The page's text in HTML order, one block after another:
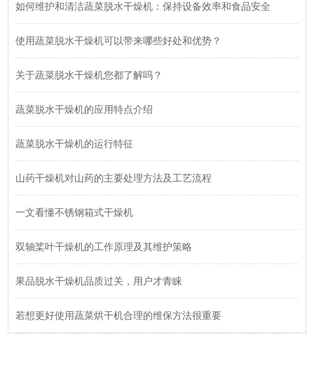
如何维护和清洁蔬菜脱水干燥机：保持设备效率和食品安全
使用蔬菜脱水干燥机可以带来哪些好处和优势？
关于蔬菜脱水干燥机您都了解吗？
蔬菜脱水干燥机的应用特点介绍
蔬菜脱水干燥机的运行特征
山药干燥机对山药的主要处理方法及工艺流程
一文看懂不锈钢箱式干燥机
双轴桨叶干燥机的工作原理及其维护策略
果品脱水干燥机品质过关，用户才青睐
若想更好使用蔬菜烘干机合理的维保方法很重要